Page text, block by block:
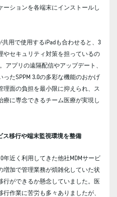
ーションを各端末にインストールし
用で使用するiPadも合わせると、3
やセキュリティ対策を担っているの
アプリの遠隔配信やアップデート、
たSPPM 3.0の多彩な機能のおかげ
面の負担を最小限に抑えられ、ス
に専念できるチーム医療が実現し
ス移行や端末監視環境を整備
年近く利用してきた他社MDMサービ
増加で管理業務が煩雑化していた状
行ができるか懸念していました。医
作業に苦労も多々ありましたが、